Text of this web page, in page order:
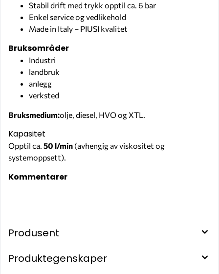
Stabil drift med trykk opptil ca. 6 bar
Enkel service og vedlikehold
Made in Italy – PIUSI kvalitet
Bruksområder
Industri
landbruk
anlegg
verksted
Bruksmedium:olje, diesel, HVO og XTL.
Kapasitet
Opptil ca. 50 l/min (avhengig av viskositet og
systemoppsett).
Kommentarer
Produsent
Produktegenskaper